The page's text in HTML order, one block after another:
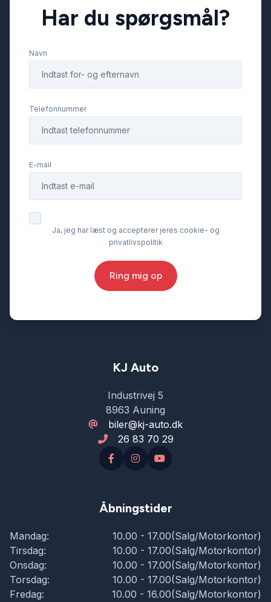
Har du spørgsmål?
Navn
Telefonnummer
E-mail
Ja, jeg har læst og accepterer jeres cookie- og
privatlivspolitik
Ring mig op
KJ Auto
Industrivej 5
8963 Auning
biler@kj-auto.dk
26 83 70 29
Åbningstider
Mandag:
10.00 - 17.00(Salg/Motorkontor)
Tirsdag:
10.00 - 17.00(Salg/Motorkontor)
Onsdag:
10.00 - 17.00(Salg/Motorkontor)
Torsdag:
10.00 - 17.00(Salg/Motorkontor)
Fredag:
10.00 - 16.00(Salg/Motorkontor)